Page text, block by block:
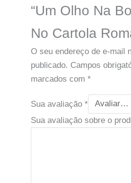
“Um Olho Na
No Cartola
O seu endereço de e-mail
publicado. Campos
marcados com *
Sua avaliação *
Sua avaliação sobre o